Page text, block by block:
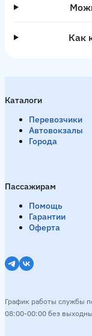
Как
Каталоги
Перевозчики
Автовокзалы
Города
Пассажирам
Помощь
Гарантии
Оферта
График работы службы
08:00-00:00 без